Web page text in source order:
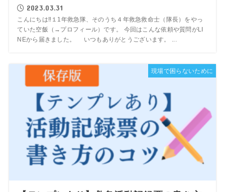
2023.03.31
こんにちは‼１1年救急隊、そのうち４年救急救命士（隊長）をやっ
ていた空飯（→プロフィール）です。 今回はこんな依頼や質問がLI
NEから届きました。 いつもありがとうございます。 ...
現場で困らないために